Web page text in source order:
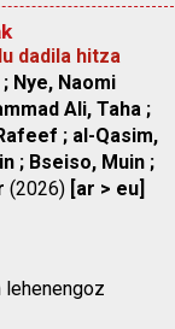
dadila hitza
Nye, Naomi
Ali, Taha ;
; al-Qasim,
; Bseiso, Muin ;
(2026) [ar > eu]
lehenengoz